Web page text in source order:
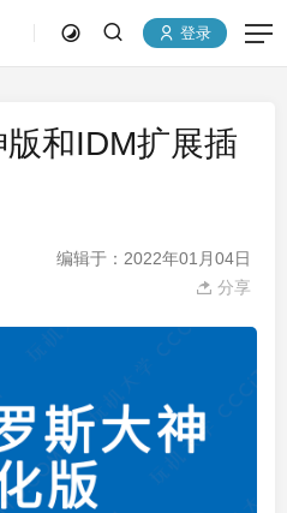
登录
和IDM扩展插
编辑于：2022年01月04日
分享